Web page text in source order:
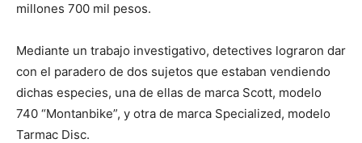
millones 700 mil pesos.
Mediante un trabajo investigativo, detectives lograron dar
con el paradero de dos sujetos que estaban vendiendo
dichas especies, una de ellas de marca Scott, modelo
740 “Montanbike”, y otra de marca Specialized, modelo
Tarmac Disc.